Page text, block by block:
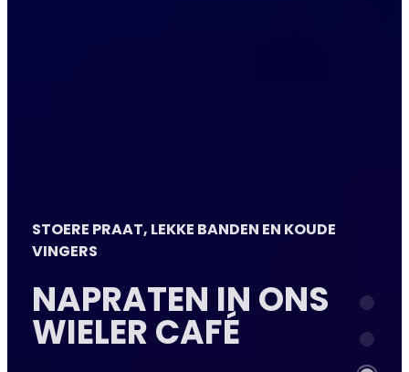
STOERE PRAAT, LEKKE BANDEN EN KOUDE
VINGERS
NAPRATEN IN ONS
WIELER CAFÉ